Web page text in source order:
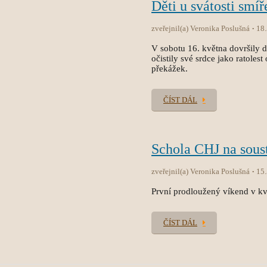
Děti u svátosti
zveřejnil(a) Veronika Poslušná
V sobotu 16. května dovršily
očistily své srdce jako
překážek.
ČÍST DÁL
Schola CHJ na
zveřejnil(a) Veronika Poslušná
První prodloužený víkend v
ČÍST DÁL